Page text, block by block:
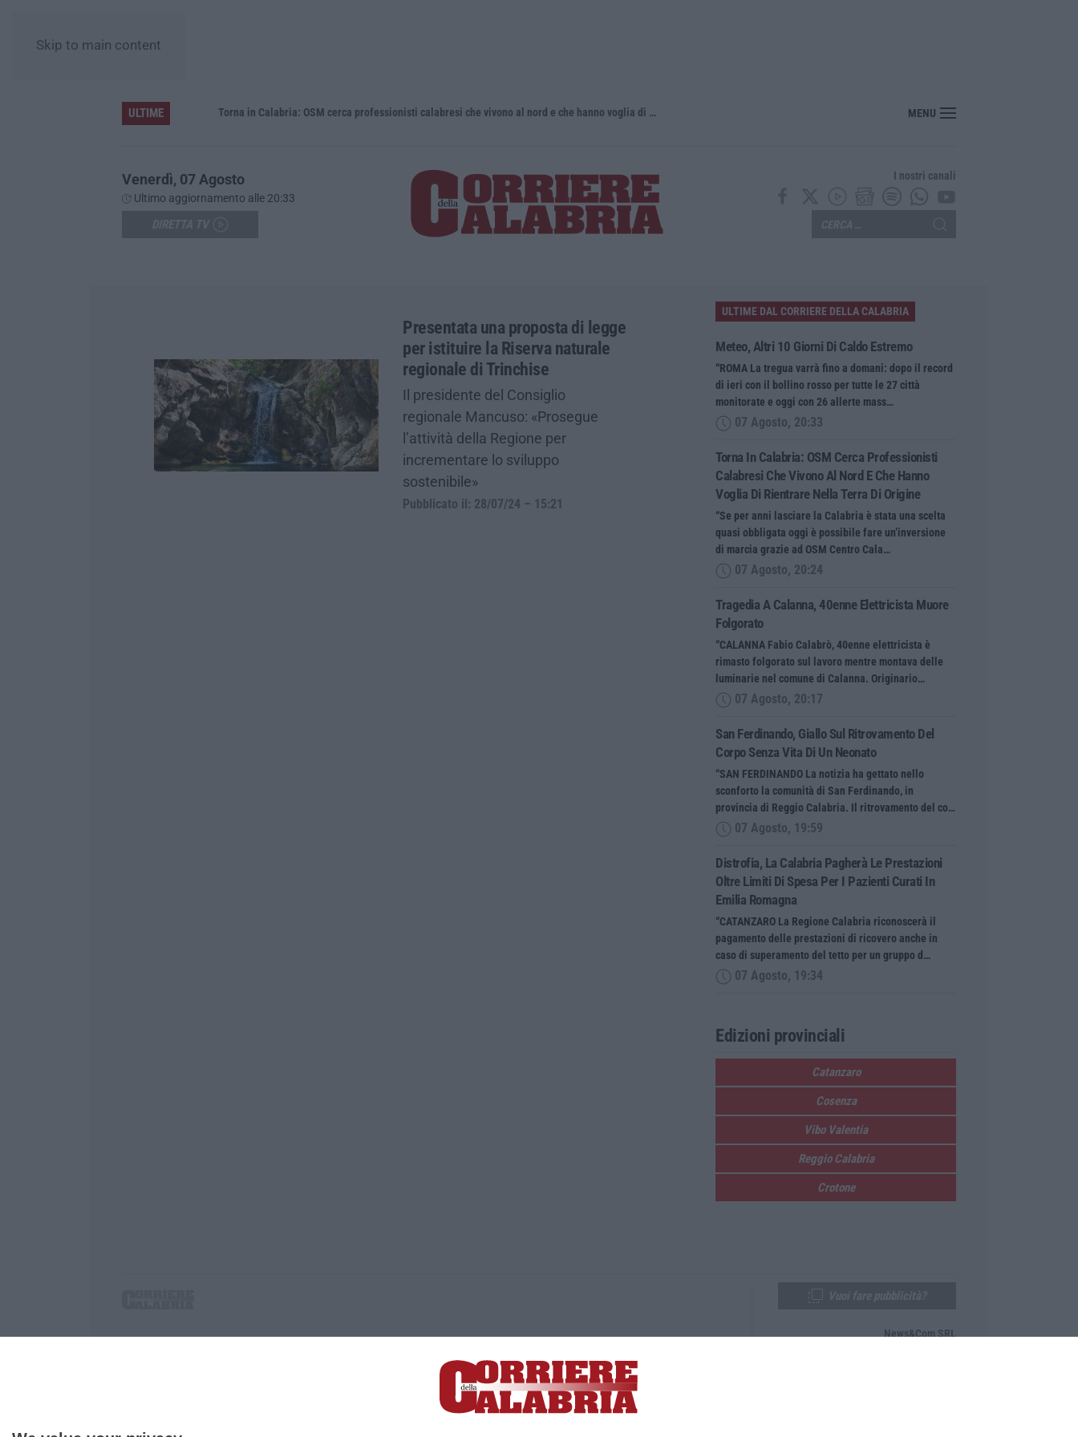
Skip to main content
ULTIME Torna in Calabria: OSM cerca professionisti calabresi che vivono al nord e che hanno voglia di rientrare nella terra di origine Tragedia a Calanna, 40enne elettricista muore folgorato
MENU
Venerdì, 07 Agosto
Ultimo aggiornamento alle 20:33
I nostri canali
Presentata una proposta di legge
per istituire la Riserva naturale
regionale di Trinchise
Il presidente del Consiglio
regionale Mancuso: «Prosegue
l’attività della Regione per
incrementare lo sviluppo
sostenibile»
Pubblicato il: 28/07/24 – 15:21
ULTIME DAL CORRIERE DELLA CALABRIA
Meteo, Altri 10 Giorni Di Caldo Estremo
“ROMA La tregua varrà fino a domani: dopo il record
di ieri con il bollino rosso per tutte le 27 città
monitorate e oggi con 26 allerte mass…
07 Agosto, 20:33
Torna In Calabria: OSM Cerca Professionisti
Calabresi Che Vivono Al Nord E Che Hanno
Voglia Di Rientrare Nella Terra Di Origine
“Se per anni lasciare la Calabria è stata una scelta
quasi obbligata oggi è possibile fare un’inversione
di marcia grazie ad OSM Centro Cala…
07 Agosto, 20:24
Tragedia A Calanna, 40enne Elettricista Muore
Folgorato
“CALANNA Fabio Calabrò, 40enne elettricista è
rimasto folgorato sul lavoro mentre montava delle
luminarie nel comune di Calanna. Originario…
07 Agosto, 20:17
San Ferdinando, Giallo Sul Ritrovamento Del
Corpo Senza Vita Di Un Neonato
“SAN FERDINANDO La notizia ha gettato nello
sconforto la comunità di San Ferdinando, in
provincia di Reggio Calabria. Il ritrovamento del co…
07 Agosto, 19:59
Distrofia, La Calabria Pagherà Le Prestazioni
Oltre Limiti Di Spesa Per I Pazienti Curati In
Emilia Romagna
“CATANZARO La Regione Calabria riconoscerà il
pagamento delle prestazioni di ricovero anche in
caso di superamento del tetto per un gruppo d…
07 Agosto, 19:34
Edizioni provinciali
Catanzaro
Cosenza
Vibo Valentia
Reggio Calabria
Crotone
P.IVA. 03199620794, Via del mare 6/G, S.Eufemia, Lamezia Terme (CZ)
Iscrizione tribunale di Lamezia Terme 5/2011 - Direttore responsabile Paola Militano |Privacy
News&Com SRL